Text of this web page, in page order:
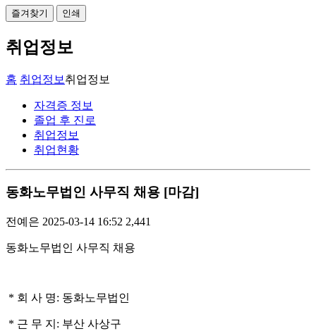
즐겨찾기 인쇄
취업정보
홈 취업정보 취업정보
자격증 정보
졸업 후 진로
취업정보
취업현황
동화노무법인 사무직 채용 [마감]
전예은 2025-03-14 16:52 2,441
동화노무법인 사무직 채용
* 회 사 명: 동화노무법인
* 근 무 지: 부산 사상구